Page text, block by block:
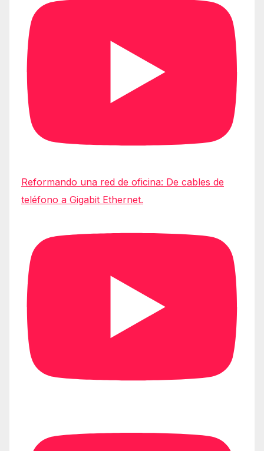
Reformando una red de oficina: De cables de
teléfono a Gigabit Ethernet.